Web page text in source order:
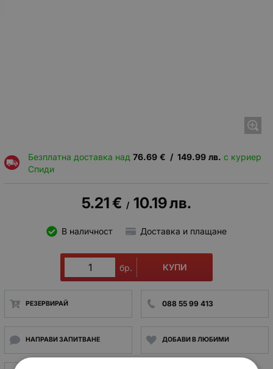
Безплатна доставка над 76.69 € / 149.99 лв. с куриер
Спиди
5.21€ / 10.19лв.
В наличност Доставка и плащане
бр. КУПИ
РЕЗЕРВИРАЙ 088 55 99 413
НАПРАВИ ЗАПИТВАНЕ ДОБАВИ В ЛЮБИМИ